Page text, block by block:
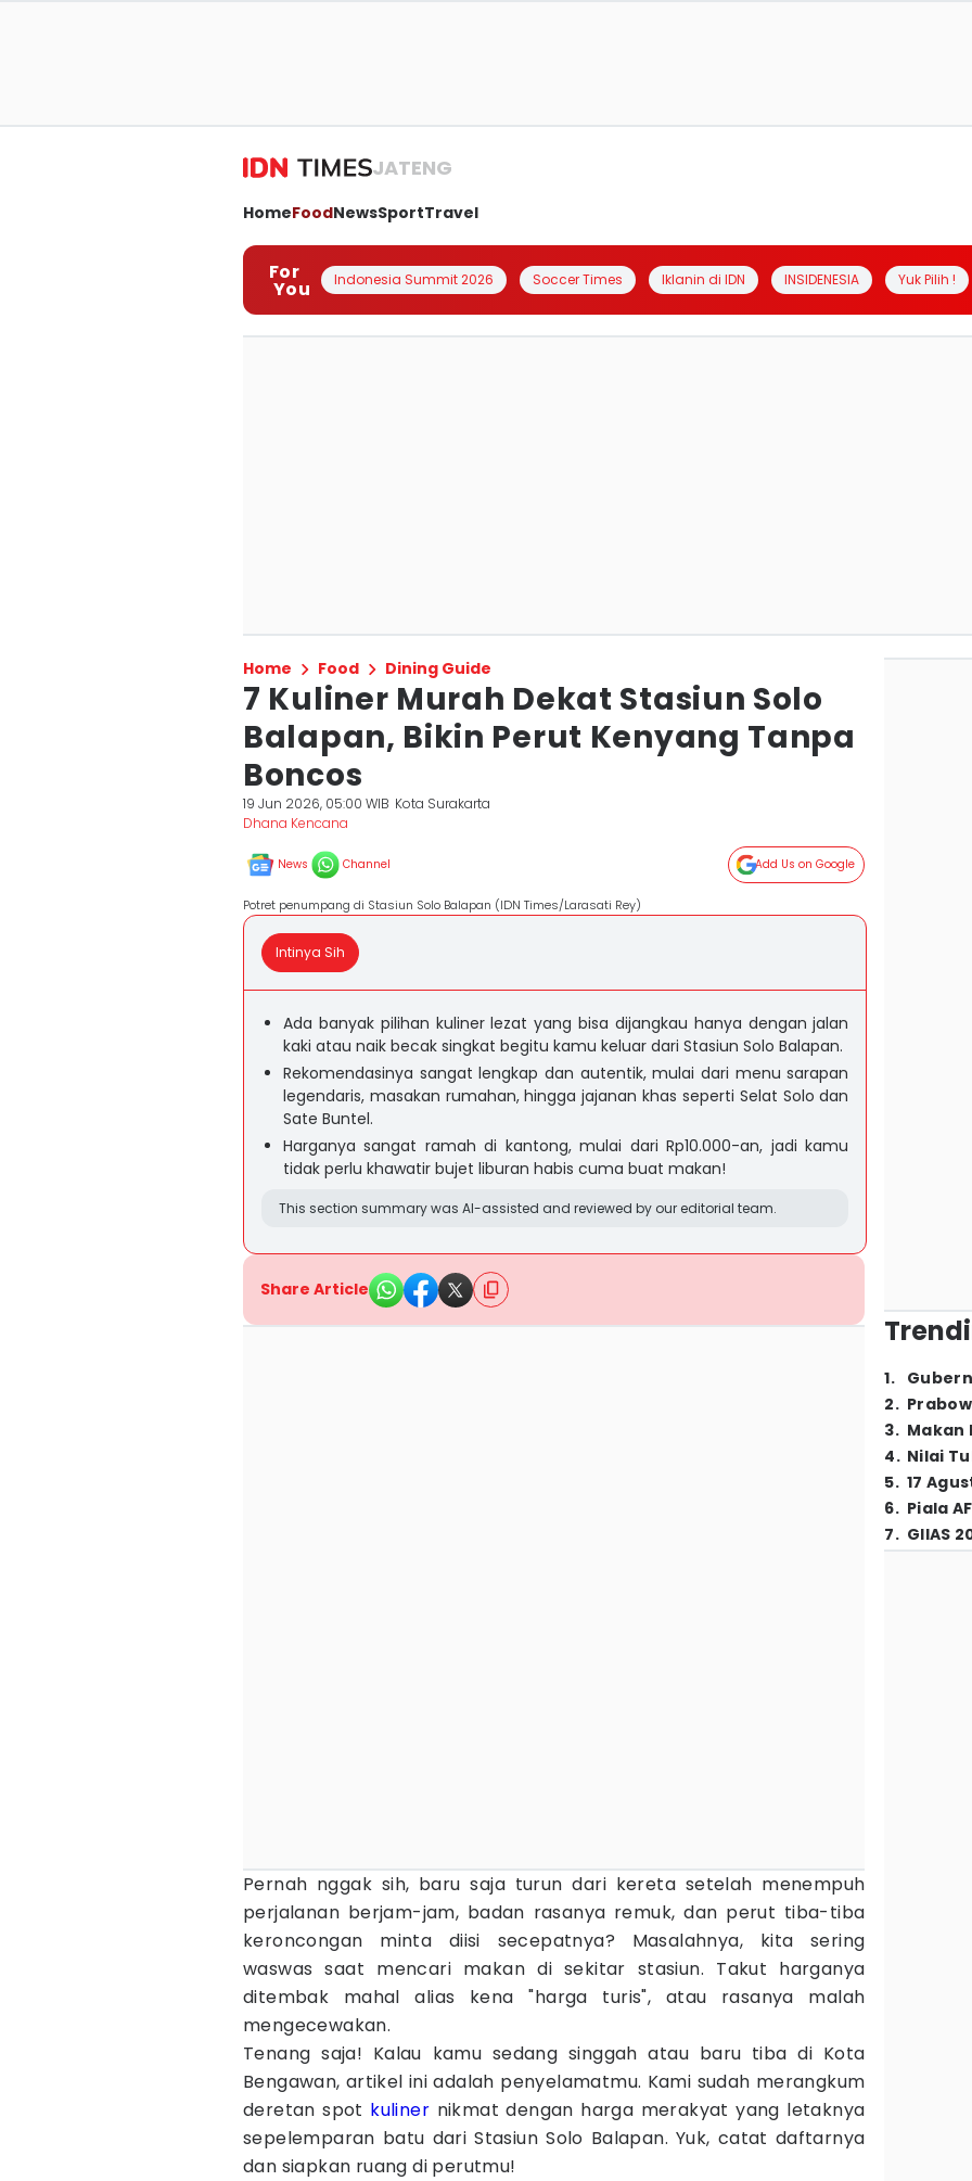
JATENG
HomeFoodNewsSportTravel
For
You Indonesia Summit 2026 Soccer Times Iklanin di IDN INSIDENESIA Yuk Pilih !
Home Food Dining Guide
7 Kuliner Murah Dekat Stasiun Solo
Balapan, Bikin Perut Kenyang Tanpa
Boncos
19 Jun 2026, 05:00 WIB Kota Surakarta
Dhana Kencana
News Channel Add Us on Google
Potret penumpang di Stasiun Solo Balapan (IDN Times/Larasati Rey)
Intinya Sih
Ada banyak pilihan kuliner lezat yang bisa dijangkau hanya dengan jalan
kaki atau naik becak singkat begitu kamu keluar dari Stasiun Solo Balapan.
Rekomendasinya sangat lengkap dan autentik, mulai dari menu sarapan
legendaris, masakan rumahan, hingga jajanan khas seperti Selat Solo dan
Sate Buntel.
Harganya sangat ramah di kantong, mulai dari Rp10.000-an, jadi kamu
tidak perlu khawatir bujet liburan habis cuma buat makan!
This section summary was AI-assisted and reviewed by our editorial team.
Share Article
Pernah nggak sih, baru saja turun dari kereta setelah menempuh
perjalanan berjam-jam, badan rasanya remuk, dan perut tiba-tiba
keroncongan minta diisi secepatnya? Masalahnya, kita sering
waswas saat mencari makan di sekitar stasiun. Takut harganya
ditembak mahal alias kena "harga turis", atau rasanya malah
mengecewakan.
Tenang saja! Kalau kamu sedang singgah atau baru tiba di Kota
Bengawan, artikel ini adalah penyelamatmu. Kami sudah merangkum
deretan spot kuliner nikmat dengan harga merakyat yang letaknya
sepelemparan batu dari Stasiun Solo Balapan. Yuk, catat daftarnya
dan siapkan ruang di perutmu!
1.
2.
3. Makan
4. Nilai
5. 17
6. Piala
7. GIIAS